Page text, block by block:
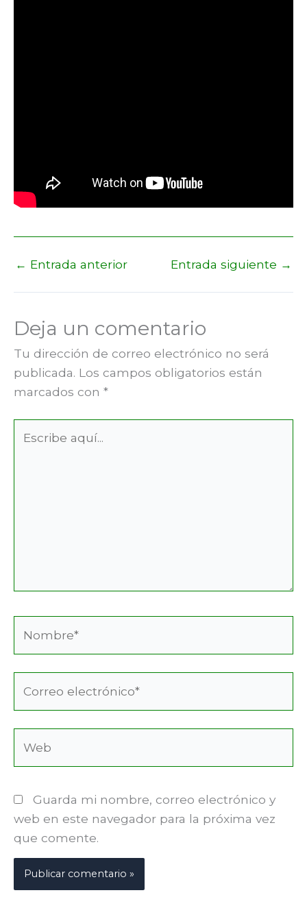
← Entrada anterior Entrada siguiente →
Deja un comentario
Tu dirección de correo electrónico no será
publicada. Los campos obligatorios están
marcados con *
aquí...
electrónico*
Guarda mi nombre, correo electrónico y
web en este navegador para la próxima vez
que comente.